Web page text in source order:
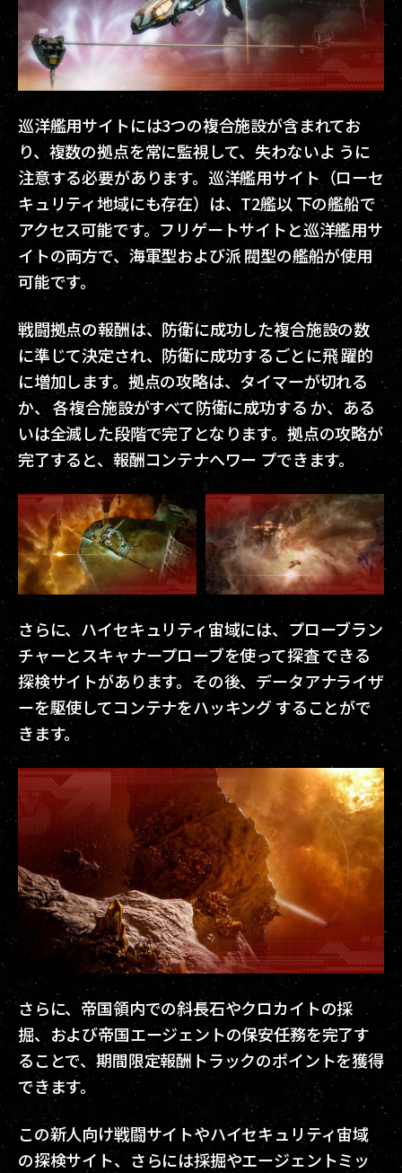
巡洋艦用サイトには3つの複合施設が含まれてお
り、複数の拠点を常に監視して、失わないよ うに
注意する必要があります。巡洋艦用サイト（ローセ
キュリティ地域にも存在）は、T2艦以 下の艦船で
アクセス可能です。フリゲートサイトと巡洋艦用サ
イトの両方で、海軍型および派 閥型の艦船が使用
可能です。
戦闘拠点の報酬は、防衛に成功した複合施設の数
に準じて決定され、防衛に成功するごとに飛 躍的
に増加します。拠点の攻略は、タイマーが切れる
か、 各複合施設がすべて防衛に成功する か、ある
いは全滅した段階で完了となります。拠点の攻略が
完了すると、報酬コンテナへワー プできます。
さらに、ハイセキュリティ宙域には、プローブラン
チャーとスキャナープローブを使って探査 できる
探検サイトがあります。その後、データアナライザ
ーを駆使してコンテナをハッキング することがで
きます。
さらに、帝国領内での斜長石やクロカイトの採
掘、および帝国エージェントの保安任務を完了す
ることで、期間限定報酬トラックのポイントを獲得
できます。
この新人向け戦闘サイトやハイセキュリティ宙域
の探検サイト、さらには採掘やエージェントミッ